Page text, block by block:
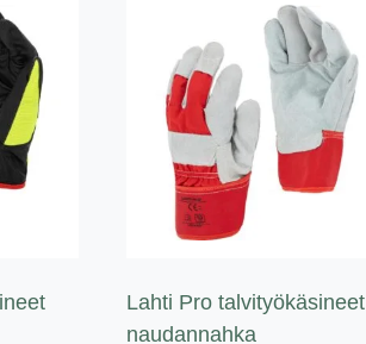
Lahti Pro talvityökäsineet
naudannahka